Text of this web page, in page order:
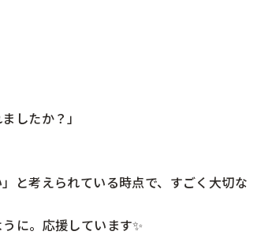
したか？」
と考えられている時点で、すごく大切な
に。応援しています✨